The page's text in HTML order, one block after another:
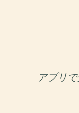
アプリ